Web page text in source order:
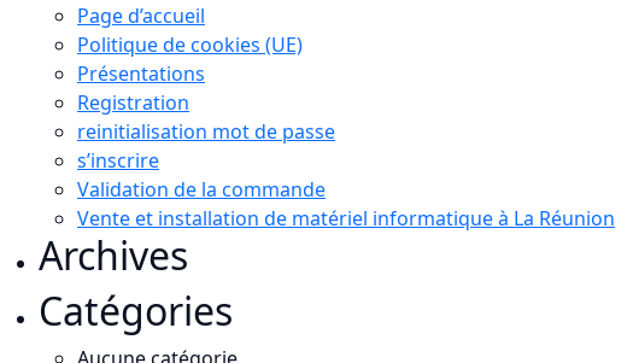
Page d’accueil
Politique de cookies (UE)
Présentations
Registration
reinitialisation mot de passe
s’inscrire
Validation de la commande
Vente et installation de matériel informatique à La Réunion
Archives
Catégories